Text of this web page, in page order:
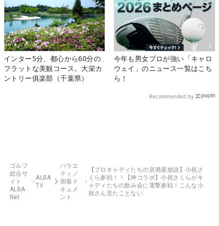
インター5分、都心から60分の
フラットな美観コース。大栄カ
ントリー俱楽部（千葉県）
今年も男女プロが強い「キャロ
ウェイ」のニュース一覧はこち
ら！
Recommended by
ゴルフ
総合サ
イト
ALBA
Net
ALBA
TV
バラエ
ティ／
密着ド
キュメ
ント
【プロキャディたちの居酒屋放談】小祝さ
くら参戦！！【神コラボ】小祝さくらがキ
ャディたちの飲み会に電撃参戦！こんな小
祝さん見たことない